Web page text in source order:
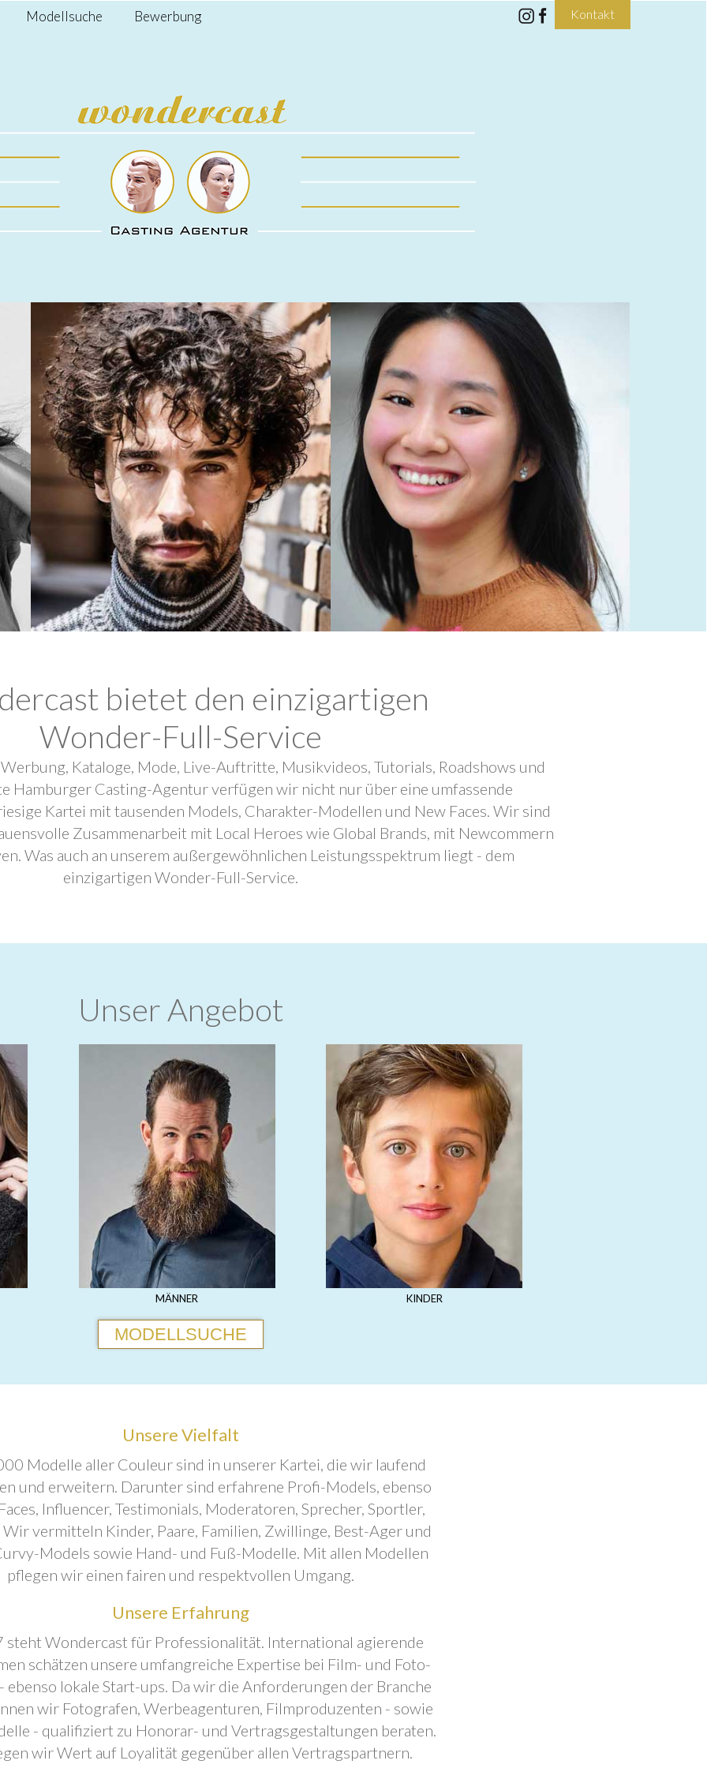
Modellsuche Bewerbung Kontakt
bietet den einzigartigen
Wonder-Full-Service
Kataloge, Mode, Live-Auftritte, Musikvideos, Tutorials, Roadshows und
Hamburger Casting-Agentur verfügen wir nicht nur über eine umfassende
Kartei mit tausenden Models, Charakter-Modellen und New Faces. Wir sind
Zusammenarbeit mit Local Heroes wie Global Brands, mit Newcommern
Was auch an unserem außergewöhnlichen Leistungsspektrum liegt - dem
einzigartigen Wonder-Full-Service.
Unser Angebot
MÄNNER KINDER
MODELLSUCHE
Unsere Vielfalt
Modelle aller Couleur sind in unserer Kartei, die wir laufend
und erweitern. Darunter sind erfahrene Profi-Models, ebenso
Influencer, Testimonials, Moderatoren, Sprecher, Sportler,
Wir vermitteln Kinder, Paare, Familien, Zwillinge, Best-Ager und
Models sowie Hand- und Fuß-Modelle. Mit allen Modellen
pflegen wir einen fairen und respektvollen Umgang.
Unsere Erfahrung
steht Wondercast für Professionalität. International agierende
schätzen unsere umfangreiche Expertise bei Film- und Foto-
ebenso lokale Start-ups. Da wir die Anforderungen der Branche
wir Fotografen, Werbeagenturen, Filmproduzenten - sowie
- qualifiziert zu Honorar- und Vertragsgestaltungen beraten.
wir Wert auf Loyalität gegenüber allen Vertragspartnern.